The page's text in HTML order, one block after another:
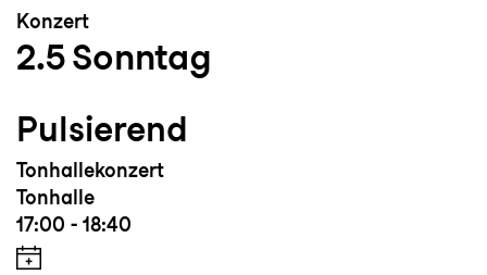
Erfahrungen und sein technisches Können
an Musikbegeisterte weiter. Seit Oktober
Kammermusik an der Stella
Max Näscher is endorsed by: Sonor Drums,
Wincent Drumsticks und Turkish Cymbals.
Konzert
2.5Sonntag
Pulsierend
Tonhallekonzert
Tonhalle
17:00 - 18:40